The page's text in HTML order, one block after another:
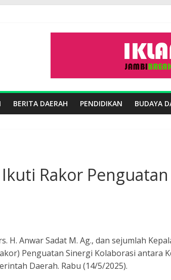
BERITA DAERAH PENDIDIKAN BUDAYA
Rakor
H. Anwar Sadat M. Ag., dan sejumlah
Penguatan Sinergi Kolaborasi antara
Daerah. Rabu (14/5/2025).